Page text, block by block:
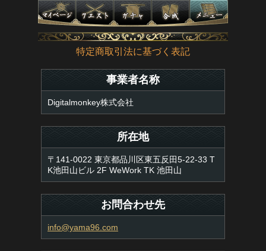
特定商取引法に基づく表記
事業者名称
Digitalmonkey株式会社
所在地
〒141-0022 東京都品川区東五反田5-22-33 T
K池田山ビル 2F WeWork TK 池田山
お問合わせ先
info@yama96.com